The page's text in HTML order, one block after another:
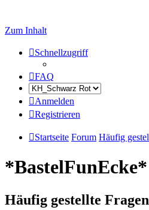
Zum Inhalt
Schnellzugriff
FAQ
Anmelden
Registrieren
Startseite Forum Häufig
*BastelFunEcke*
Häufig gestellte Fragen